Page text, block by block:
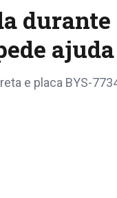
durante
e placa BYS-